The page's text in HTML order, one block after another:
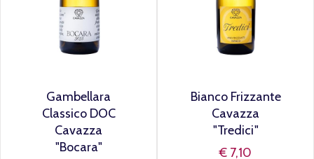
Gambellara
Classico DOC
Cavazza
"Bocara"
Bianco Frizzante
Cavazza
"Tredici"
€ 7,10